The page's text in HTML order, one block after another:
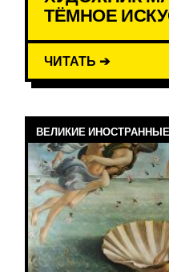
ТЁМНОЕ
ЧИТАТЬ ➔
ВЕЛИКИЕ